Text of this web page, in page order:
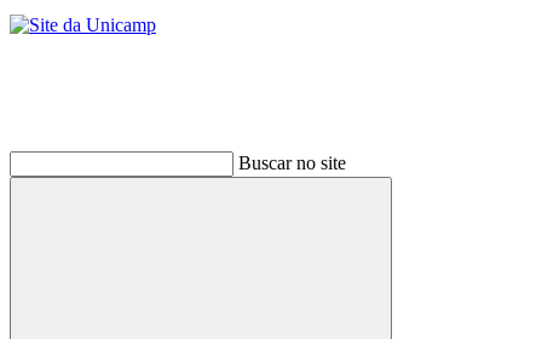
Buscar no site